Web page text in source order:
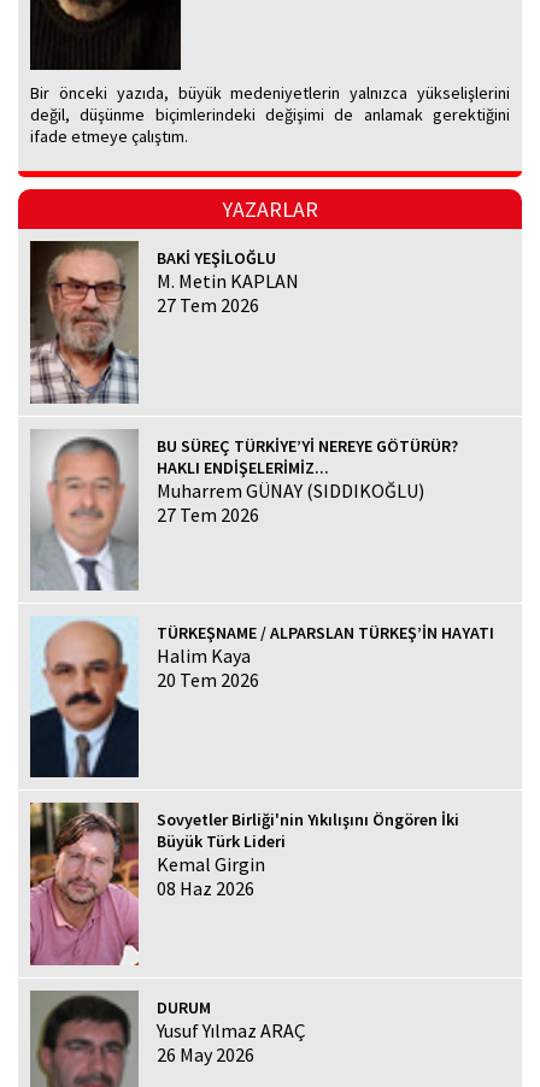
Bir önceki yazıda, büyük medeniyetlerin yalnızca yükselişlerini
değil, düşünme biçimlerindeki değişimi de anlamak gerektiğini
ifade etmeye çalıştım.
YAZARLAR
BAKİ YEŞİLOĞLU
M. Metin KAPLAN
27 Tem 2026
BU SÜREÇ TÜRKİYE’Yİ NEREYE GÖTÜRÜR?
HAKLI ENDİŞELERİMİZ...
Muharrem GÜNAY (SIDDIKOĞLU)
27 Tem 2026
TÜRKEŞNAME / ALPARSLAN TÜRKEŞ’İN HAYATI
Halim Kaya
20 Tem 2026
Sovyetler Birliği'nin Yıkılışını Öngören İki
Büyük Türk Lideri
Kemal Girgin
08 Haz 2026
DURUM
Yusuf Yılmaz ARAÇ
26 May 2026